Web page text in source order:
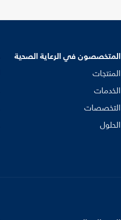
المتخصصون في الرعاية الصحية
المنتجات
الخدمات
التخصصات
الحلول